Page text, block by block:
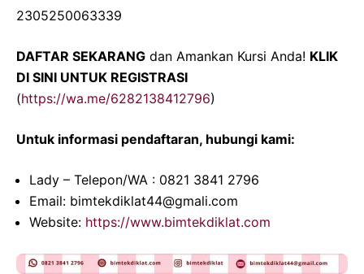
2305250063339
DAFTAR SEKARANG dan Amankan Kursi Anda! KLIK
DI SINI UNTUK REGISTRASI
(https://wa.me/6282138412796)
Untuk informasi pendaftaran, hubungi kami:
Lady – Telepon/WA : 0821 3841 2796
Email: bimtekdiklat44@gmali.com
Website: https://www.bimtekdiklat.com